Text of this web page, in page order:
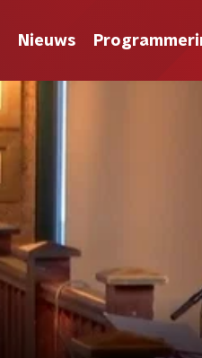
Nieuws